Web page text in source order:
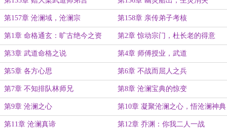
第157章 沧澜域，沧澜宗 第158章 亲传弟子考核
第1章 命格通玄：旷古绝今之资
（求月票求订阅）
第2章 惊动宗门，杜长老的得意
第3章 武道命格之说 第4章 师傅授业，武道
第5章 各方心思 第6章 不战而屈人之兵
第7章 不知排队林师兄 第8章 沧澜宝典的惊变
第9章 沧澜之心 第10章 凝聚沧澜之心，悟沧澜神典
第11章 沧澜真谛 第12章 乔渊：你我二人一战